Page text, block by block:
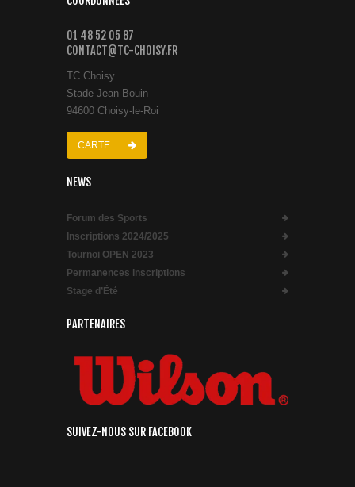
01 48 52 05 87
CONTACT@TC-CHOISY.FR
TC Choisy
Stade Jean Bouin
94600 Choisy-le-Roi
CARTE
NEWS
Forum des Sports
Inscriptions 2024/2025
Tournoi OPEN 2023
Permanences inscriptions
Stage d’Été
PARTENAIRES
SUIVEZ-NOUS SUR FACEBOOK